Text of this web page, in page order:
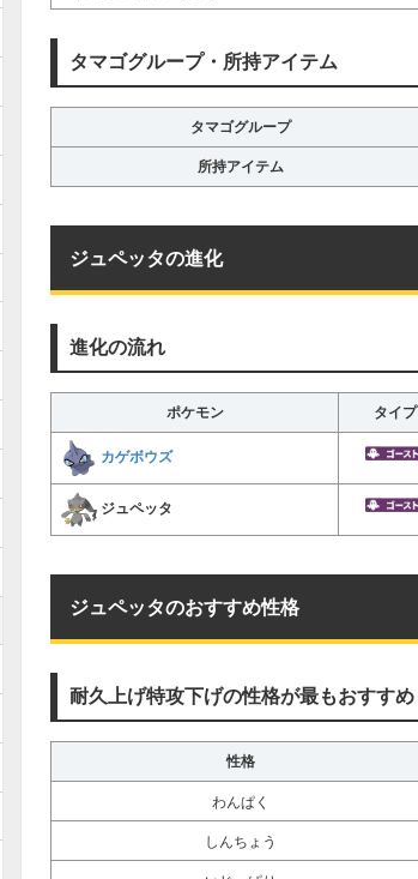
タマゴグループ・所持アイテム
タマゴグループ
所持アイテム
ジュペッタの進化
進化の流れ
ポケモン タイプ
カゲボウズ
ジュペッタ
ジュペッタのおすすめ性格
耐久上げ特攻下げの性格が最もおすすめ
性格
わんぱく
しんちょう